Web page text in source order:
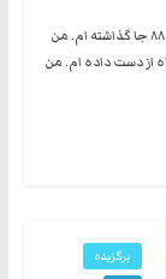
من سالهاست امیدم را در کوچه های پر تب و تاب خردادی سال ۸۸ جا گذاشته ام. من
از دست داده ام. من
برگزیده